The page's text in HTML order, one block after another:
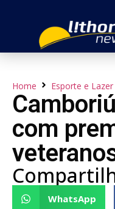
Home Esporte e Lazer
com
WhatsApp